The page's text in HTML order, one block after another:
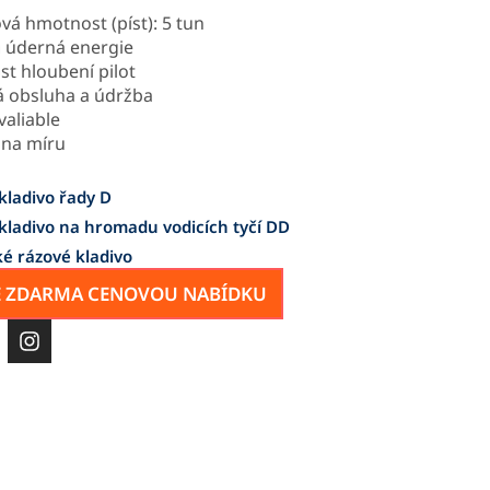
hmotnost (píst): 5 tun
úderná energie
hloubení pilot
obsluha a údržba
míru
řady D
na hromadu vodicích tyčí DD
rázové kladivo
ZDARMA CENOVOU NABÍDKU
I
n
s